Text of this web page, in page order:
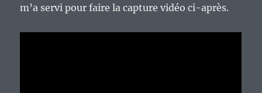
m’a servi pour faire la capture vidéo ci-après.